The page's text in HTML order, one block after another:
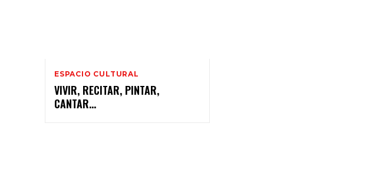
ESPACIO CULTURAL
VIVIR, RECITAR, PINTAR,